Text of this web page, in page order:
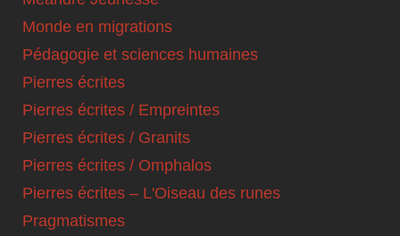
Monde en migrations
Pédagogie et sciences humaines
Pierres écrites
Pierres écrites / Empreintes
Pierres écrites / Granits
Pierres écrites / Omphalos
Pierres écrites – L'Oiseau des runes
Pragmatismes